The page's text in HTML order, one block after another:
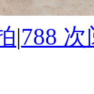
|788